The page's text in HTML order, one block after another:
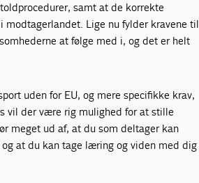
samt at de korrekte
Lige nu fylder kravene til
at følge med i, og det er helt
uden for EU, og mere specifikke krav,
vil der være rig mulighed for at stille
meget ud af, at du som deltager kan
at du kan tage læring og viden med dig